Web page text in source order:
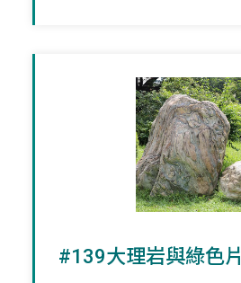
#139大理岩與綠色